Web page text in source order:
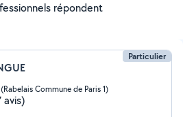
répondent
Particulier
Commune de Paris 1)
avis)